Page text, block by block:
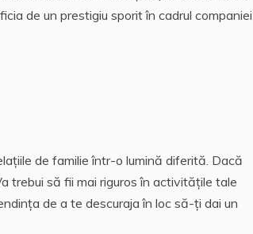
de un prestigiu sporit în cadrul companiei
de familie într-o lumină diferită. Dacă
trebui să fii mai riguros în activitățile tale
de a te descuraja în loc să-ți dai un